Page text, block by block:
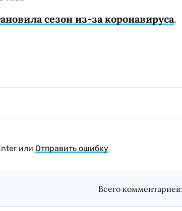
сезон из-за коронавируса.
или Отправить ошибку
Всего комментариев: